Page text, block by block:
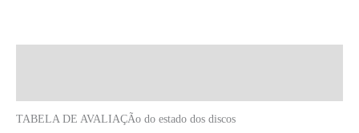
TABELA DE AVALIAÇÃo do estado dos discos